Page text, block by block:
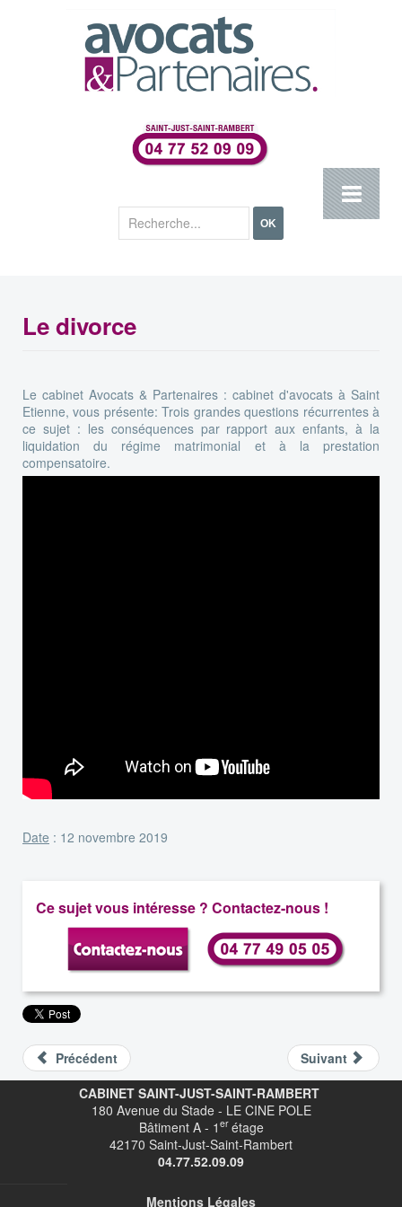
OK
Le divorce
Le cabinet Avocats & Partenaires : cabinet d'avocats à Saint
Etienne, vous présente: Trois grandes questions récurrentes à
ce sujet : les conséquences par rapport aux enfants, à la
liquidation du régime matrimonial et à la prestation
compensatoire.
Date : 12 novembre 2019
Ce sujet vous intéresse ? Contactez-nous !
Précédent
Suivant
CABINET SAINT-JUST-SAINT-RAMBERT
180 Avenue du Stade - LE CINE POLE
Bâtiment A - 1 er étage
42170 Saint-Just-Saint-Rambert
04.77.52.09.09
Mentions Légales